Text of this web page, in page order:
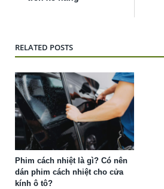
RELATED POSTS
Phim cách nhiệt là gì? Có nên
dán phim cách nhiệt cho cửa
kính ô tô?